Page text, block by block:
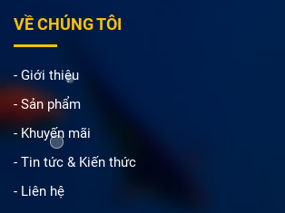
VỀ CHÚNG TÔI
- Giới thiệu
- Sản phẩm
- Khuyến mãi
- Tin tức & Kiến thức
- Liên hệ